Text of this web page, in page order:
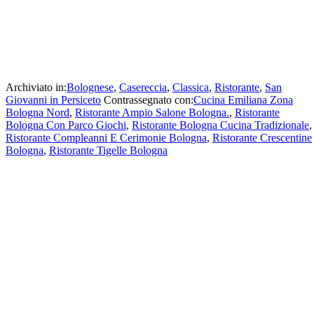
Archiviato in:Bolognese, Casereccia, Classica, Ristorante, San
Giovanni in Persiceto Contrassegnato con:Cucina Emiliana Zona
Bologna Nord, Ristorante Ampio Salone Bologna., Ristorante
Bologna Con Parco Giochi, Ristorante Bologna Cucina Tradizionale,
Ristorante Compleanni E Cerimonie Bologna, Ristorante Crescentine
Bologna, Ristorante Tigelle Bologna